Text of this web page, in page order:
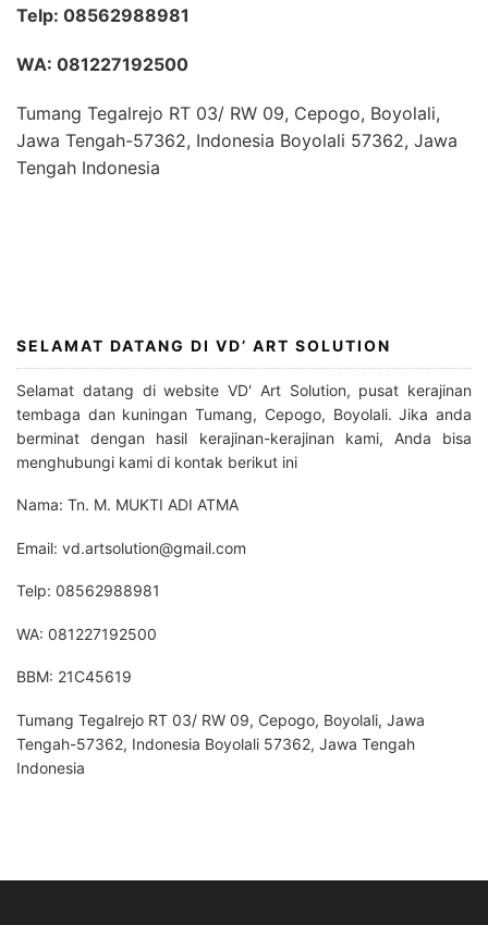
Telp: 08562988981
WA: 081227192500
Tumang Tegalrejo RT 03/ RW 09, Cepogo, Boyolali,
Jawa Tengah-57362, Indonesia Boyolali 57362, Jawa
Tengah Indonesia
SELAMAT DATANG DI VD’ ART SOLUTION
Selamat datang di website VD' Art Solution, pusat kerajinan
tembaga dan kuningan Tumang, Cepogo, Boyolali. Jika anda
berminat dengan hasil kerajinan-kerajinan kami, Anda bisa
menghubungi kami di kontak berikut ini
Nama: Tn. M. MUKTI ADI ATMA
Email: vd.artsolution@gmail.com
Telp: 08562988981
WA: 081227192500
BBM: 21C45619
Tumang Tegalrejo RT 03/ RW 09, Cepogo, Boyolali, Jawa
Tengah-57362, Indonesia Boyolali 57362, Jawa Tengah
Indonesia